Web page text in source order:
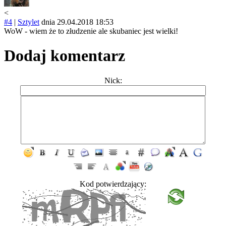
<
#4 | Sztylet dnia 29.04.2018 18:53
WoW - wiem że to złudzenie ale skubaniec jest wielki!
Dodaj komentarz
Nick:
Kod potwierdzający: